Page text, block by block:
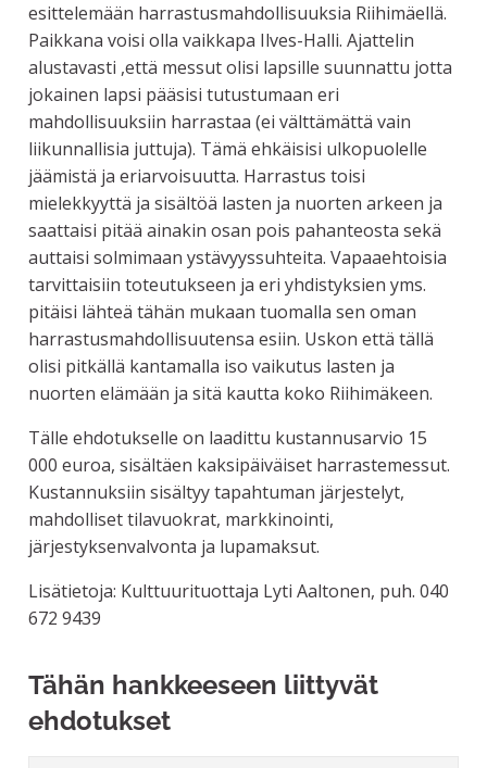
esittelemään harrastusmahdollisuuksia Riihimäellä.
Paikkana voisi olla vaikkapa Ilves-Halli. Ajattelin
alustavasti ,että messut olisi lapsille suunnattu jotta
jokainen lapsi pääsisi tutustumaan eri
mahdollisuuksiin harrastaa (ei välttämättä vain
liikunnallisia juttuja). Tämä ehkäisisi ulkopuolelle
jäämistä ja eriarvoisuutta. Harrastus toisi
mielekkyyttä ja sisältöä lasten ja nuorten arkeen ja
saattaisi pitää ainakin osan pois pahanteosta sekä
auttaisi solmimaan ystävyyssuhteita. Vapaaehtoisia
tarvittaisiin toteutukseen ja eri yhdistyksien yms.
pitäisi lähteä tähän mukaan tuomalla sen oman
harrastusmahdollisuutensa esiin. Uskon että tällä
olisi pitkällä kantamalla iso vaikutus lasten ja
nuorten elämään ja sitä kautta koko Riihimäkeen.
Tälle ehdotukselle on laadittu kustannusarvio 15
000 euroa, sisältäen kaksipäiväiset harrastemessut.
Kustannuksiin sisältyy tapahtuman järjestelyt,
mahdolliset tilavuokrat, markkinointi,
järjestyksenvalvonta ja lupamaksut.
Lisätietoja: Kulttuurituottaja Lyti Aaltonen, puh. 040
672 9439
Tähän hankkeeseen liittyvät
ehdotukset